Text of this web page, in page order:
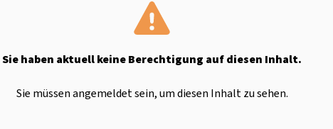
Sie haben aktuell keine Berechtigung auf diesen Inhalt.
Sie müssen angemeldet sein, um diesen Inhalt zu sehen.